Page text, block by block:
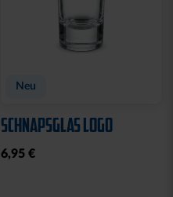
Neu
SCHNAPSGLAS LOGO
6,95 €